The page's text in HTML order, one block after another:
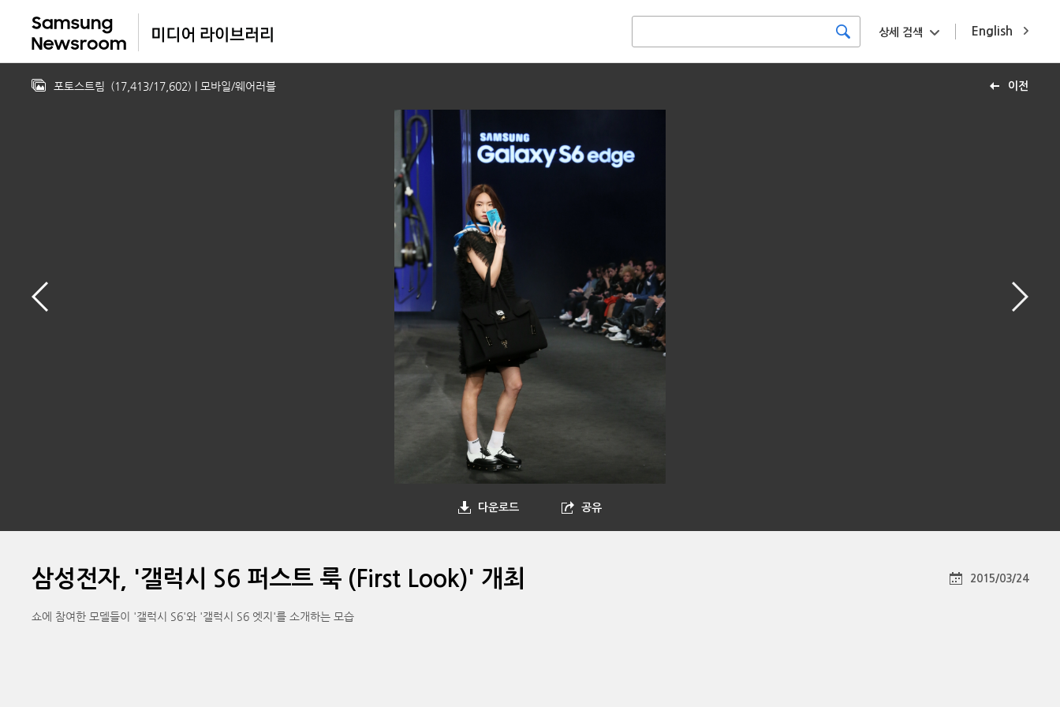
English
상세 검색
이전
포토스트림 (17,413/17,602) | 모바일/웨어러블
다운로드 공유
삼성전자, '갤럭시 S6 퍼스트 룩 (First Look)' 개최 2015/03/24
쇼에 참여한 모델들이 '갤럭시 S6'와 '갤럭시 S6 엣지'를 소개하는 모습